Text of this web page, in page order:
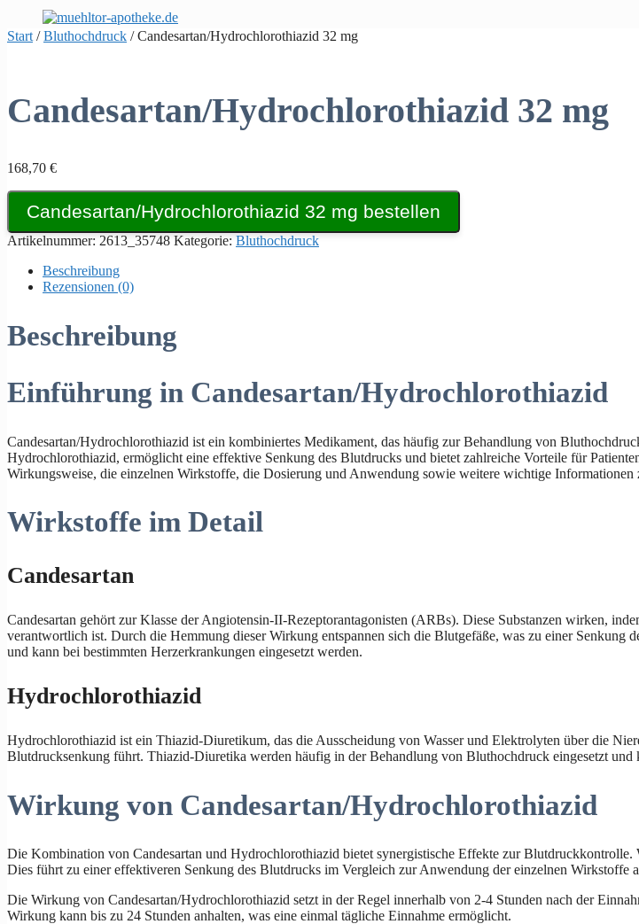
Inhalt
springen
Start /Bluthochdruck / Candesartan/Hydrochlorothiazid 32 mg
Candesartan/Hydrochlorothiazid 32 mg
168,70 €
Candesartan/Hydrochlorothiazid 32 mg bestellen
Artikelnummer: 2613_35748 Kategorie: Bluthochdruck
Beschreibung
Rezensionen (0)
Beschreibung
Einführung in Candesartan/Hydrochlorothiazid
Candesartan/Hydrochlorothiazid ist ein kombiniertes Medikament, das häufig zur Behandlung von
Hydrochlorothiazid, ermöglicht eine effektive Senkung des Blutdrucks und bietet zahlreiche Vorteile für
Wirkungsweise, die einzelnen Wirkstoffe, die Dosierung und Anwendung sowie weitere wichtige
Wirkstoffe im Detail
Candesartan
Candesartan gehört zur Klasse der Angiotensin-II-Rezeptorantagonisten (ARBs). Diese Substanzen wirken,
verantwortlich ist. Durch die Hemmung dieser Wirkung entspannen sich die Blutgefäße, was zu einer
und kann bei bestimmten Herzerkrankungen eingesetzt werden.
Hydrochlorothiazid
Hydrochlorothiazid ist ein Thiazid-Diuretikum, das die Ausscheidung von Wasser und Elektrolyten über die
Blutdrucksenkung führt. Thiazid-Diuretika werden häufig in der Behandlung von Bluthochdruck eingesetzt
Wirkung von Candesartan/Hydrochlorothiazid
Die Kombination von Candesartan und Hydrochlorothiazid bietet synergistische Effekte zur
Dies führt zu einer effektiveren Senkung des Blutdrucks im Vergleich zur Anwendung der einzelnen Wirkstoffe
Die Wirkung von Candesartan/Hydrochlorothiazid setzt in der Regel innerhalb von 2-4 Stunden nach der
Wirkung kann bis zu 24 Stunden anhalten, was eine einmal tägliche Einnahme ermöglicht.